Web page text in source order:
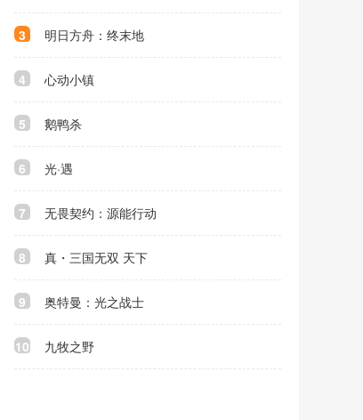
3 明日方舟：终末地
4 心动小镇
5 鹅鸭杀
6 光·遇
7 无畏契约：源能行动
8 真・三国无双 天下
9 奥特曼：光之战士
10 九牧之野